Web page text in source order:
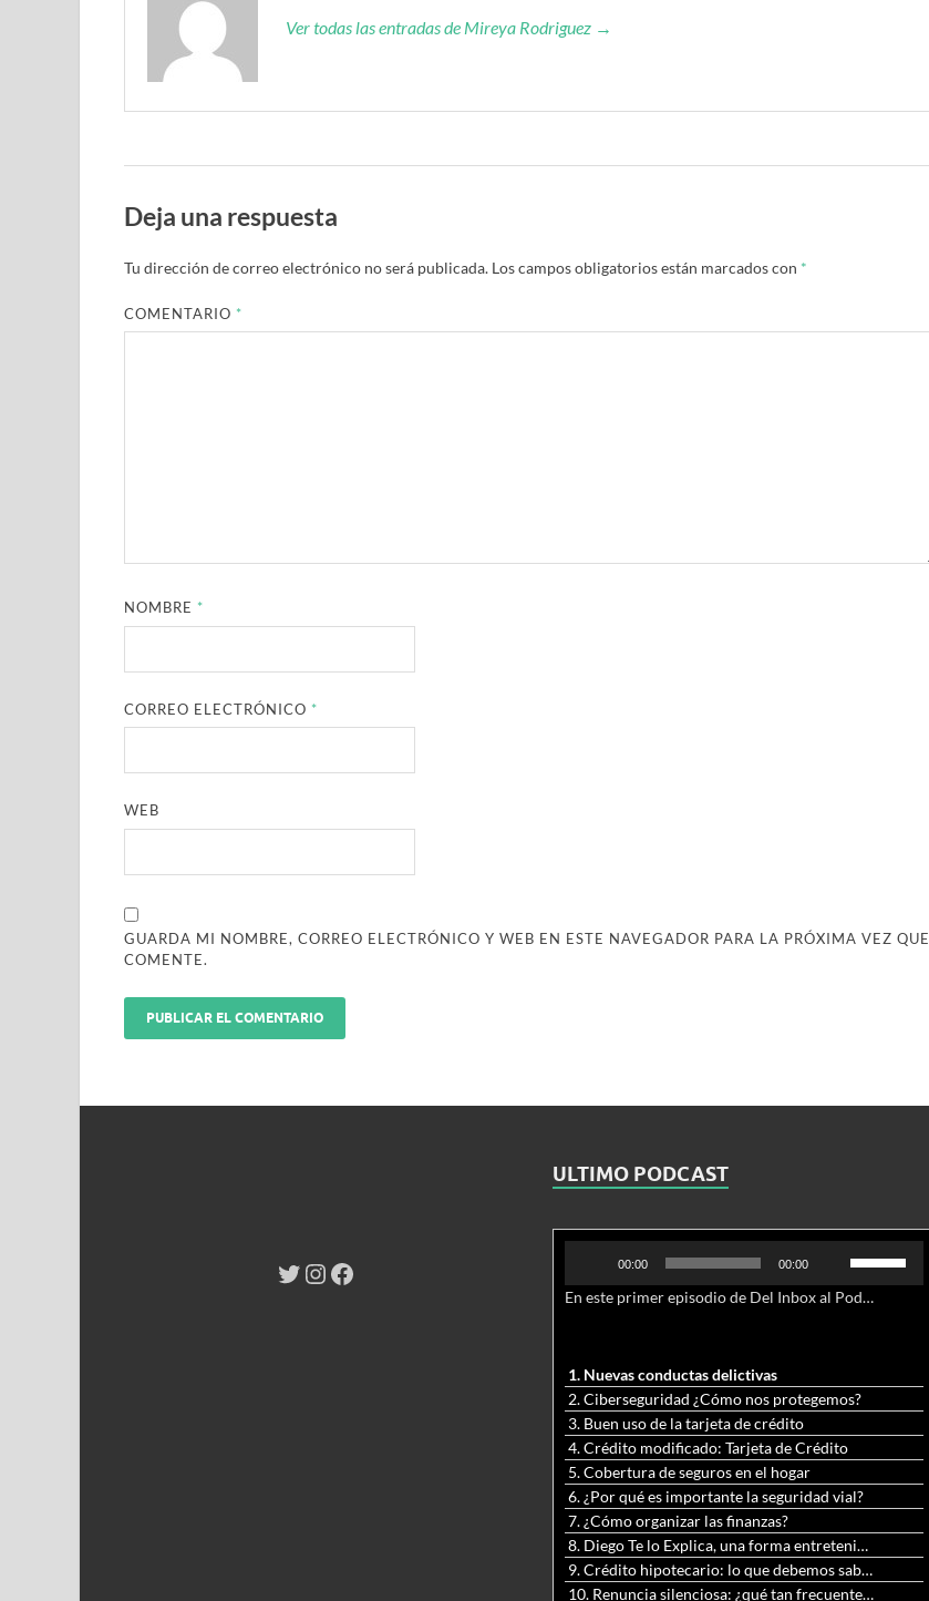
Ver todas las entradas de Mireya Rodriguez →
Deja una respuesta
Tu dirección de correo electrónico no será publicada. Los campos obligatorios están marcados con *
COMENTARIO *
NOMBRE *
CORREO ELECTRÓNICO *
WEB
GUARDA MI NOMBRE, CORREO ELECTRÓNICO Y WEB EN ESTE NAVEGADOR PARA LA PRÓXIMA VEZ QUE
COMENTE.
ULTIMO PODCAST
audio
00:00 00:00
las
teclas
para
aumentar
o
disminuir
el
volumen.
En este primer episodio de Del Inbox al Podcast, analizamos junto al abogado Jonathan Brown las nuevas conductas delictivas cibernéticas y la necesidad de hacer modificaciones al Código Penal.
1. Nuevas conductas delictivas
2. Ciberseguridad ¿Cómo nos protegemos?
3. Buen uso de la tarjeta de crédito
4. Crédito modificado: Tarjeta de Crédito
5. Cobertura de seguros en el hogar
6. ¿Por qué es importante la seguridad vial?
7. ¿Cómo organizar las finanzas?
8. Diego Te lo Explica, una forma entretenida y diferente de aprender matemáticas y ciencias
9. Crédito hipotecario: lo que debemos saber previo a adquirir nuestra vivienda
10. Renuncia silenciosa: ¿qué tan frecuente es?